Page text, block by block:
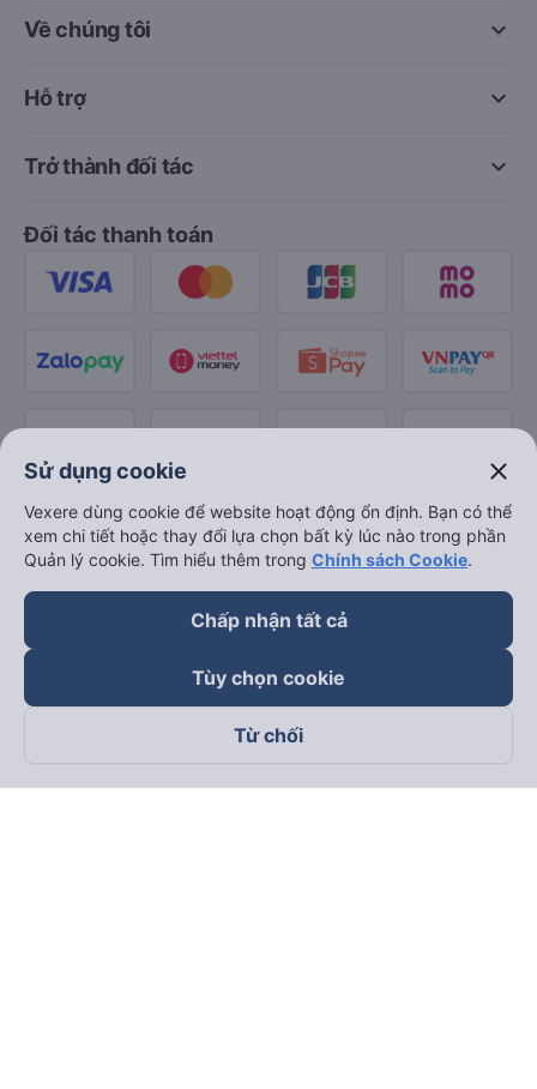
keyboard_arrow_down
Về chúng tôi
keyboard_arrow_down
Hỗ trợ
keyboard_arrow_down
Trở thành đối tác
Đối tác thanh toán
Theo dõi chúng tôi trên
Sử dụng cookie close
Vexere dùng cookie để website hoạt động ổn định. Bạn có thể
xem chi tiết hoặc thay đổi lựa chọn bất kỳ lúc nào trong phần
Quản lý cookie. Tìm hiểu thêm trong Chính sách Cookie.
Chấp nhận tất cả
Tùy chọn cookie
Từ chối